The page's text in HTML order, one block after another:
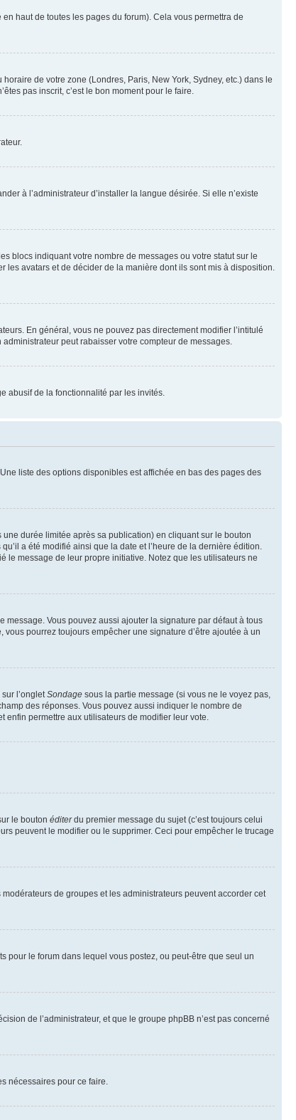
haut de toutes les pages du forum). Cela vous permettra de
de votre zone (Londres, Paris, New York, Sydney, etc.) dans le
pas inscrit, c’est le bon moment pour le faire.
à l’administrateur d’installer la langue désirée. Si elle n’existe
blocs indiquant votre nombre de messages ou votre statut sur le
les avatars et de décider de la manière dont ils sont mis à disposition.
En général, vous ne pouvez pas directement modifier l’intitulé
peut rabaisser votre compteur de messages.
abusif de la fonctionnalité par les invités.
liste des options disponibles est affichée en bas des pages des
durée limitée après sa publication) en cliquant sur le bouton
a été modifié ainsi que la date et l’heure de la dernière édition.
le message de leur propre initiative. Notez que les utilisateurs ne
message. Vous pouvez aussi ajouter la signature par défaut à tous
vous pourrez toujours empêcher une signature d’être ajoutée à un
l’ongletSondage sous la partie message (si vous ne le voyez pas,
des réponses. Vous pouvez aussi indiquer le nombre de
enfin permettre aux utilisateurs de modifier leur vote.
le bouton éditerdu premier message du sujet (c’est toujours celui
peuvent le modifier ou le supprimer. Ceci pour empêcher le trucage
de groupes et les administrateurs peuvent accorder cet
pour le forum dans lequel vous postez, ou peut-être que seul un
de l’administrateur, et que le groupe phpBB n’est pas concerné
nécessaires pour ce faire.